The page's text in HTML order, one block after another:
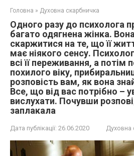
Головна » Духовна скарбничка
Одного разу до психолога
багато одягнена жінка.
скаржитися на те, що її
має ніякого сенсу.
всі її переживання, а потім
похилого віку,
розповість вам, як вона
Все, що від вас потрібно –
вислухати. Почувши
заплакала
Дата публікації: 26.06.2020 Духовна